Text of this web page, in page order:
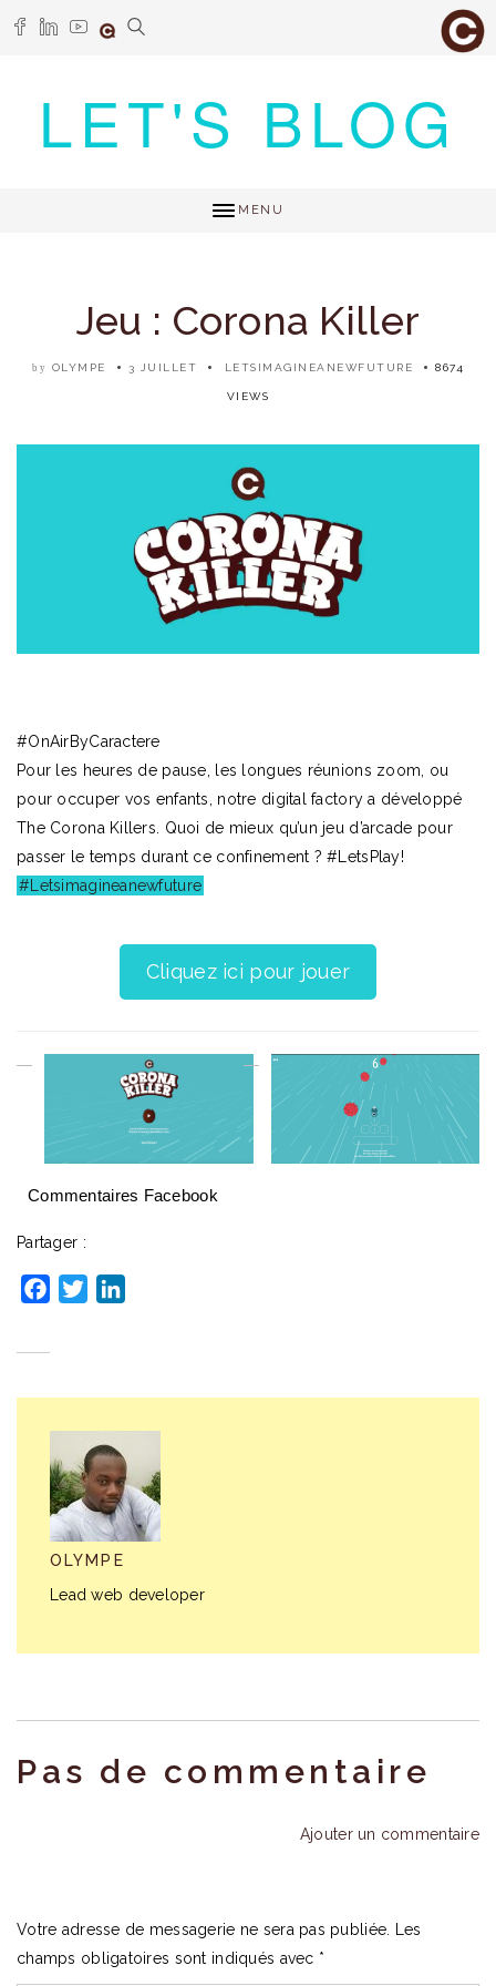
LET'S BLOG
MENU
Jeu : Corona Killer
by OLYMPE 3 JUILLET LETSIMAGINEANEWFUTURE 8674
VIEWS
#OnAirByCaractere
Pour les heures de pause, les longues réunions zoom, ou
pour occuper vos enfants, notre digital factory a développé
The Corona Killers. Quoi de mieux qu’un jeu d’arcade pour
passer le temps durant ce confinement ? #LetsPlay!
#Letsimagineanewfuture
Cliquez ici pour jouer
Commentaires Facebook
Partager :
Facebook
Twitter
OLYMPE
Lead web developer
Pas de commentaire
Ajouter un commentaire
Votre adresse de messagerie ne sera pas publiée.
Les
champs obligatoires sont indiqués avec *